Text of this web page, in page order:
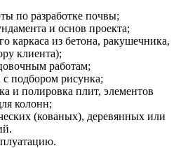
по разработке почвы;
и основ проекта;
каркаса из бетона, ракушечника,
клиента);
работам;
подбором рисунка;
и полировка плит, элементов
колонн;
(кованых), деревянных или